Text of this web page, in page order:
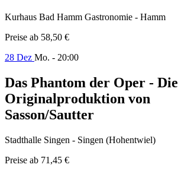
Kurhaus Bad Hamm Gastronomie - Hamm
Preise ab 58,50 €
28 Dez Mo. - 20:00
Das Phantom der Oper - Die
Originalproduktion von
Sasson/Sautter
Stadthalle Singen - Singen (Hohentwiel)
Preise ab 71,45 €